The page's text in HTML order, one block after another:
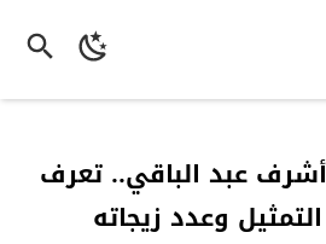
عبد الباقي.. تعرف
وعدد زيجاته